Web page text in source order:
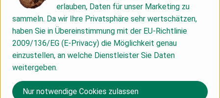
1%, Hefe 1%, Roggenröstmalz, Acerolakirschpulver 1,001%
alle Zutaten aus ökologischem Anbau
Bestellschluss Brot und Brötchen:
Liefertag Montag - Bestellschluss Vorwoche Freitag 09:00
Uhr
Liefertag Dienstag - Bestellschluss Vorwoche Freitag 09:00
Uhr
erlauben, Daten für unser Marketing zu
sammeln. Da wir Ihre Privatsphäre sehr wertschätzen,
haben Sie in Übereinstimmung mit der EU-Richtlinie
2009/136/EG (E-Privacy) die Möglichkeit genau
einzustellen, an welche Dienstleister Sie Daten
weitergeben.
Nur notwendige Cookies zulassen